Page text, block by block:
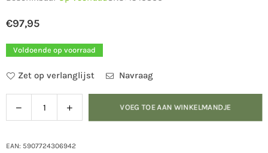
Normale
prijs
€97,95
Voldoende op voorraad
Zet op verlanglijst Navraag
Hoeveelheid
Verlaag
de
voor
Verhoog
de
voor
VOEG TOE AAN WINKELMANDJE
EAN: 5907724306942